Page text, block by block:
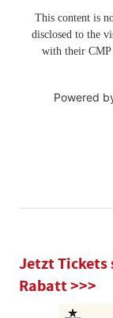
This content is
disclosed to the
with their CMP
Powered
Jetzt Tickets
Rabatt >>>